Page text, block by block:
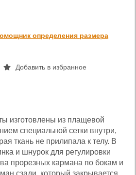
определения размера
Добавить в избранное
изготовлены из плащевой
специальной сетки внутри,
ткань не прилипала к телу. В
и шнурок для регулировки
прорезных кармана по бокам и
сзади, который закрывается